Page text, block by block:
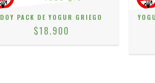
DOY PACK DE YOGUR GRIEGO
$18.900